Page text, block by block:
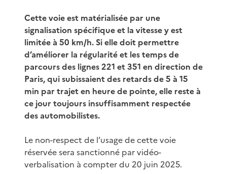
Cette voie est matérialisée par une
signalisation spécifique et la vitesse y est
limitée à 50 km/h. Si elle doit permettre
d’améliorer la régularité et les temps de
parcours des lignes 221 et 351 en direction de
Paris, qui subissaient des retards de 5 à 15
min par trajet en heure de pointe, elle reste à
ce jour toujours insuffisamment respectée
des automobilistes.
Le non-respect de l’usage de cette voie
réservée sera sanctionné par vidéo-
verbalisation à compter du 20 juin 2025.